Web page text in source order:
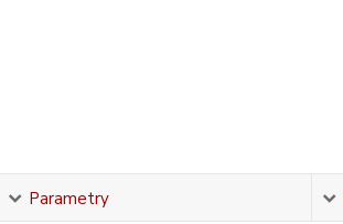
Parametry